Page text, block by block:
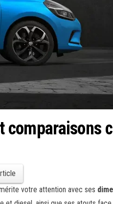
comparaisons
votre attention avec ses